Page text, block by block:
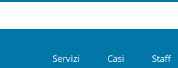
Servizi Casi Staff